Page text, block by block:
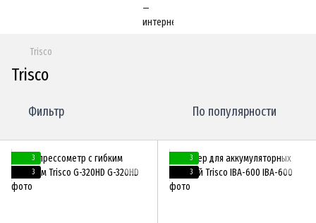
Trisco
Trisco
Фильтр По популярности
3
3
3
3